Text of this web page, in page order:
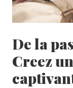
De la
Creez